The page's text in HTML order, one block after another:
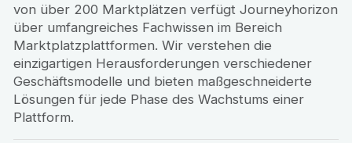
von über 200 Marktplätzen verfügt Journeyhorizon
über umfangreiches Fachwissen im Bereich
Marktplatzplattformen. Wir verstehen die
einzigartigen Herausforderungen verschiedener
Geschäftsmodelle und bieten maßgeschneiderte
Lösungen für jede Phase des Wachstums einer
Plattform.